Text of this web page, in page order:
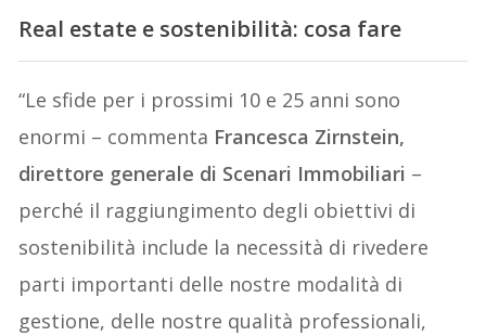
Real estate e sostenibilità: cosa fare
“Le sfide per i prossimi 10 e 25 anni sono
enormi – commenta Francesca Zirnstein,
direttore generale di Scenari Immobiliari –
perché il raggiungimento degli obiettivi di
sostenibilità include la necessità di rivedere
parti importanti delle nostre modalità di
gestione, delle nostre qualità professionali,